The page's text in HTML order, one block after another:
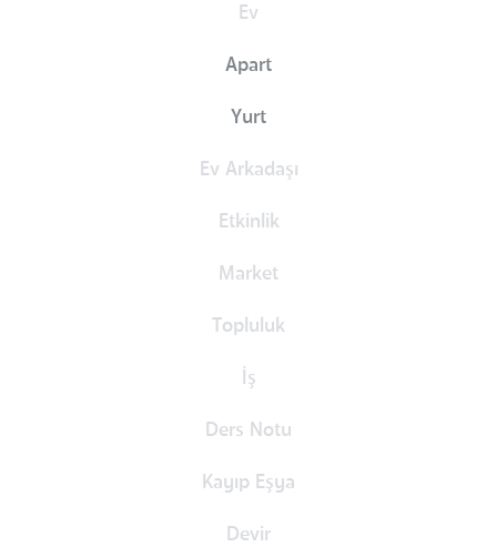
Ev
Apart
Yurt
Ev Arkadaşı
Etkinlik
Market
Topluluk
İş
Ders Notu
Kayıp Eşya
Devir